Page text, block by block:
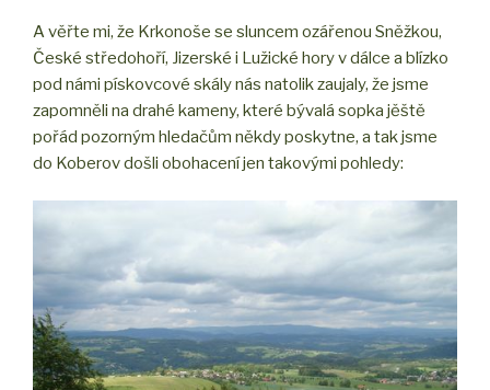
A věřte mi, že Krkonoše se sluncem ozářenou Sněžkou,
České středohoří, Jizerské i Lužické hory v dálce a blízko
pod námi pískovcové skály nás natolik zaujaly, že jsme
zapomněli na drahé kameny, které bývalá sopka jěště
pořád pozorným hledačům někdy poskytne, a tak jsme
do Koberov došli obohacení jen takovými pohledy: